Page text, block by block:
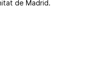
de Madrid.